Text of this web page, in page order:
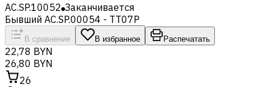
AC.SP.10052 Заканчивается
Бывший AC.SP.00054 - TT07P
В сравнение В избранное Распечатать
22,78 BYN
26,80 BYN
26